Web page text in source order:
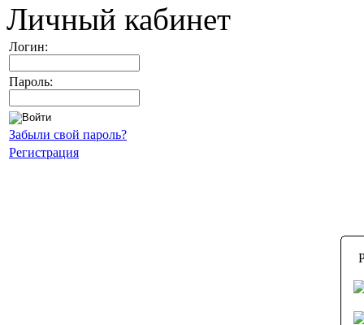
Личный кабинет
Логин:
Пароль:
Забыли свой пароль?
Регистрация